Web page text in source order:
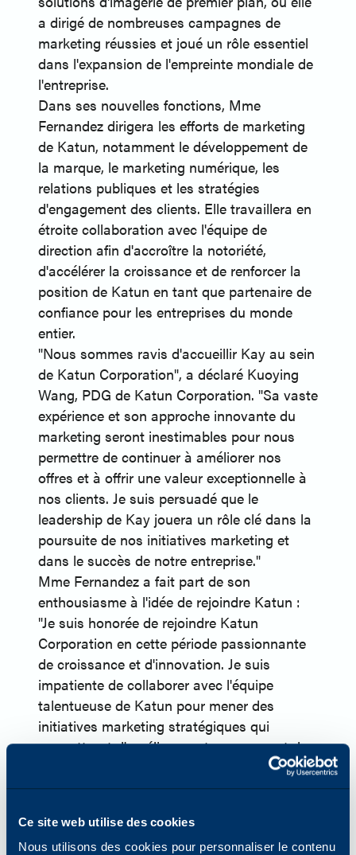
Ce site web utilise des cookies
Nous utilisons des cookies pour personnaliser le contenu
a dirigé de nombreuses campagnes de
marketing réussies et joué un rôle essentiel
dans l'expansion de l'empreinte mondiale de
l'entreprise.
Dans ses nouvelles fonctions, Mme
Fernandez dirigera les efforts de marketing
de Katun, notamment le développement de
la marque, le marketing numérique, les
relations publiques et les stratégies
d'engagement des clients. Elle travaillera en
étroite collaboration avec l'équipe de
direction afin d'accroître la notoriété,
d'accélérer la croissance et de renforcer la
position de Katun en tant que partenaire de
confiance pour les entreprises du monde
entier.
"Nous sommes ravis d'accueillir Kay au sein
de Katun Corporation", a déclaré Kuoying
Wang, PDG de Katun Corporation. "Sa vaste
expérience et son approche innovante du
marketing seront inestimables pour nous
permettre de continuer à améliorer nos
offres et à offrir une valeur exceptionnelle à
nos clients. Je suis persuadé que le
leadership de Kay jouera un rôle clé dans la
poursuite de nos initiatives marketing et
dans le succès de notre entreprise."
Mme Fernandez a fait part de son
enthousiasme à l'idée de rejoindre Katun :
"Je suis honorée de rejoindre Katun
Corporation en cette période passionnante
de croissance et d'innovation. Je suis
impatiente de collaborer avec l'équipe
talentueuse de Katun pour mener des
initiatives marketing stratégiques qui
permettront d'améliorer notre marque et de
évolution de nos clients."
Basée à Minneapolis, Minnesota, États-
Unis, Katun Corporation (Katun) est l'un des